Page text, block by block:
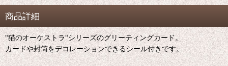
商品詳細
"猫のオーケストラ"シリーズのグリーティングカード。
カードや封筒をデコレーションできるシール付きです。